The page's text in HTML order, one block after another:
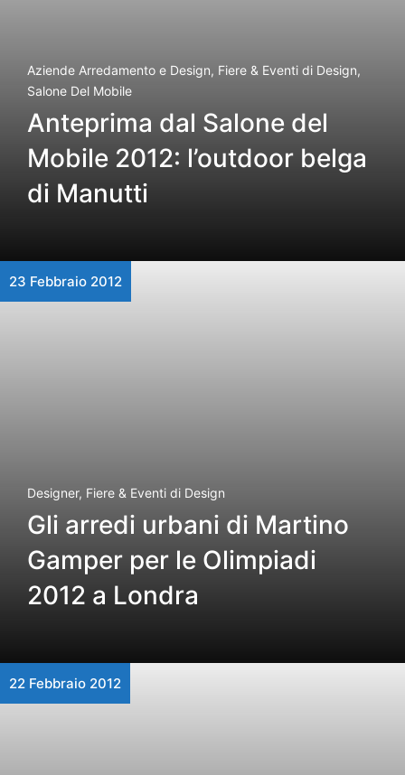
Aziende Arredamento e Design, Fiere & Eventi di Design,
Salone Del Mobile
Anteprima dal Salone del
Mobile 2012: l’outdoor belga
di Manutti
23 Febbraio 2012
Designer, Fiere & Eventi di Design
Gli arredi urbani di Martino
Gamper per le Olimpiadi
2012 a Londra
22 Febbraio 2012